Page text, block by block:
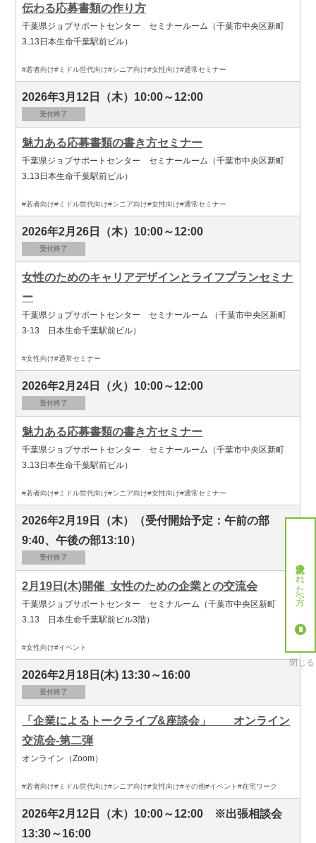
伝わる応募書類の作り方
千葉県ジョブサポートセンター セミナールーム（千葉市中央区新町
3₋13日本生命千葉駅前ビル）
#若者向け#ミドル世代向け#シニア向け#女性向け#通常セミナー
2026年3月12日（木）10:00～12:00
受付終了
魅力ある応募書類の書き方セミナー
千葉県ジョブサポートセンター セミナールーム（千葉市中央区新町
3₋13日本生命千葉駅前ビル）
#若者向け#ミドル世代向け#シニア向け#女性向け#通常セミナー
2026年2月26日（木）10:00～12:00
受付終了
女性のためのキャリアデザインとライフプランセミナ
ー
千葉県ジョブサポートセンター セミナールーム （千葉市中央区新町
3-13 日本生命千葉駅前ビル）
#女性向け#通常セミナー
2026年2月24日（火）10:00～12:00
受付終了
魅力ある応募書類の書き方セミナー
千葉県ジョブサポートセンター セミナールーム（千葉市中央区新町
3₋13日本生命千葉駅前ビル）
#若者向け#ミドル世代向け#シニア向け#女性向け#通常セミナー
2026年2月19日（木）（受付開始予定：午前の部
9:40、午後の部13:10）
受付終了
2月19日(木)開催_女性のための企業との交流会
千葉県ジョブサポートセンター セミナルーム（千葉市中央区新町
3₋13 日本生命千葉駅前ビル3階）
#女性向け#イベント
2026年2月18日(木) 13:30～16:00
受付終了
「企業によるトークライブ&座談会」 オンライン
交流会-第二弾
オンライン（Zoom）
#若者向け#ミドル世代向け#シニア向け#女性向け#その他#イベント#在宅ワーク
2026年2月12日（木）10:00～12:00 ※出張相談会
13:30～16:00
就労決定された方へ
閉じる